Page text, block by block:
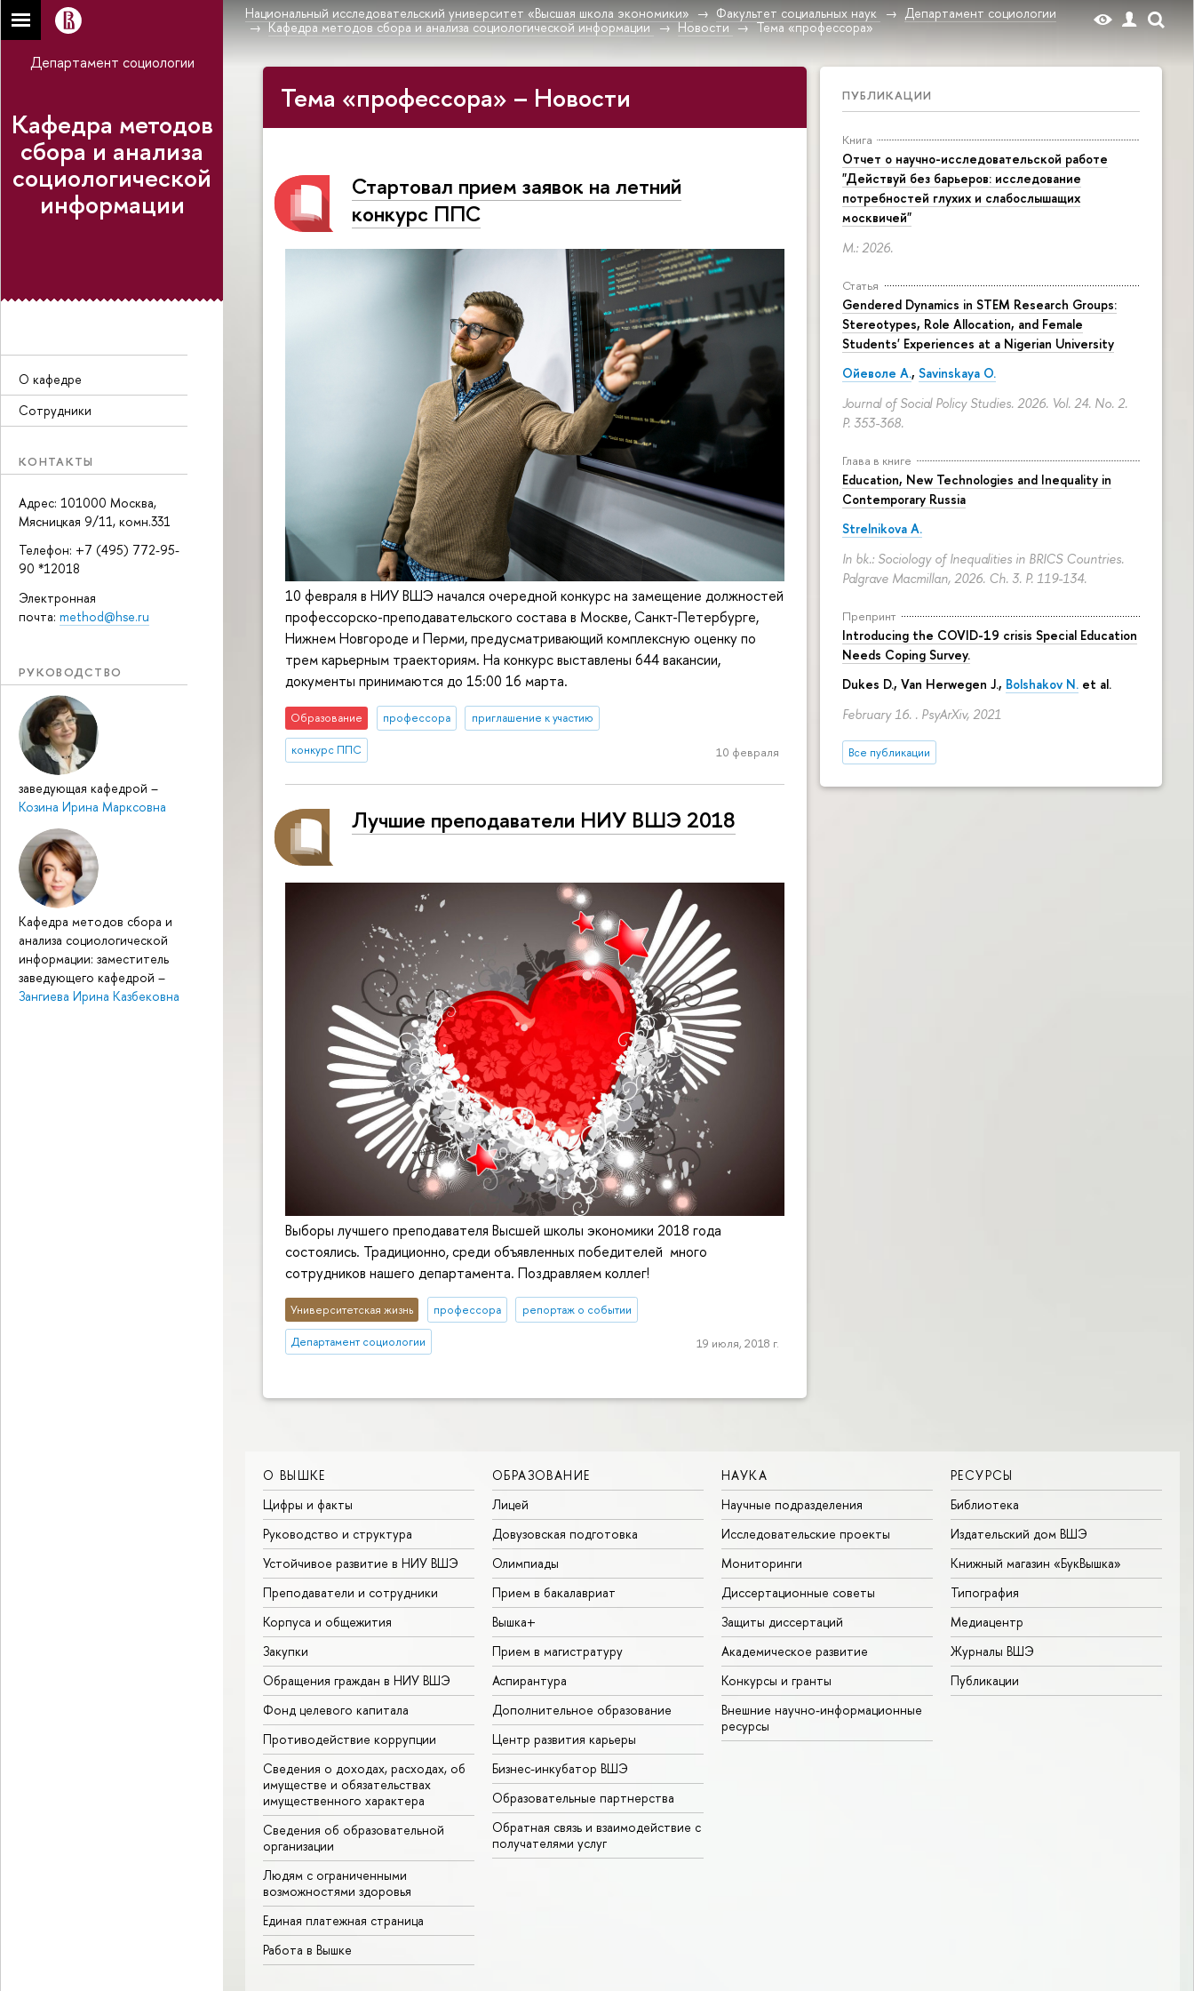
Национальный исследовательский университет «Высшая школа экономики» Факультет социальных наук
Департамент социологии
Кафедра методов сбора и анализа социологической информации
Новости Тема «профессора»
Департамент социологии
Кафедра методов
сбора и анализа
социологической
информации
О кафедре
Сотрудники
КОНТАКТЫ
Адрес: 101000 Москва,
Мясницкая 9/11, комн.331
Телефон: +7 (495) 772-95-
90 *12018
Электронная
почта: method@hse.ru
РУКОВОДСТВО
заведующая кафедрой –
Козина Ирина Марксовна
Кафедра методов сбора и
анализа социологической
информации: заместитель
заведующего кафедрой –
Зангиева Ирина Казбековна
ПУБЛИКАЦИИ
Книга
Отчет о научно-исследовательской работе
"Действуй без барьеров: исследование
потребностей глухих и слабослышащих
москвичей"
М.: 2026.
Статья
Gendered Dynamics in STEM Research Groups:
Stereotypes, Role Allocation, and Female
Students' Experiences at a Nigerian University
Ойеволе А., Savinskaya O.
Journal of Social Policy Studies. 2026. Vol. 24. No. 2.
P. 353-368.
Глава в книге
Education, New Technologies and Inequality in
Contemporary Russia
Strelnikova A.
In bk.: Sociology of Inequalities in BRICS Countries.
Palgrave Macmillan, 2026. Ch. 3. P. 119-134.
Препринт
Introducing the COVID-19 crisis Special Education
Needs Coping Survey.
Dukes D., Van Herwegen J., Bolshakov N. et al.
February 16. . PsyArXiv, 2021
Все публикации
Тема «профессора» – Новости
Стартовал прием заявок на летний
конкурс ППС
10 февраля в НИУ ВШЭ начался очередной конкурс на замещение должностей
профессорско-преподавательского состава в Москве, Санкт-Петербурге,
Нижнем Новгороде и Перми, предусматривающий комплексную оценку по
трем карьерным траекториям. На конкурс выставлены 644 вакансии,
документы принимаются до 15:00 16 марта.
Образование профессора приглашение к участию
конкурс ППС 10 февраля
Лучшие преподаватели НИУ ВШЭ 2018
Выборы лучшего преподавателя Высшей школы экономики 2018 года
состоялись. Традиционно, среди объявленных победителей много
сотрудников нашего департамента. Поздравляем коллег!
Университетская жизнь профессора репортаж о событии
Департамент социологии 19 июля, 2018 г.
О ВЫШКЕ
Цифры и факты
Руководство и структура
Устойчивое развитие в НИУ ВШЭ
Преподаватели и сотрудники
Корпуса и общежития
Закупки
Обращения граждан в НИУ ВШЭ
Фонд целевого капитала
Противодействие коррупции
Сведения о доходах, расходах, об
имуществе и обязательствах
имущественного характера
Сведения об образовательной
организации
Людям с ограниченными
возможностями здоровья
Единая платежная страница
Работа в Вышке
ОБРАЗОВАНИЕ
Лицей
Довузовская подготовка
Олимпиады
Прием в бакалавриат
Вышка+
Прием в магистратуру
Аспирантура
Дополнительное образование
Центр развития карьеры
Бизнес-инкубатор ВШЭ
Образовательные партнерства
Обратная связь и взаимодействие с
получателями услуг
НАУКА
Научные подразделения
Исследовательские проекты
Мониторинги
Диссертационные советы
Защиты диссертаций
Академическое развитие
Конкурсы и гранты
Внешние научно-информационные
ресурсы
РЕСУРСЫ
Библиотека
Издательский дом ВШЭ
Книжный магазин «БукВышка»
Типография
Медиацентр
Журналы ВШЭ
Публикации